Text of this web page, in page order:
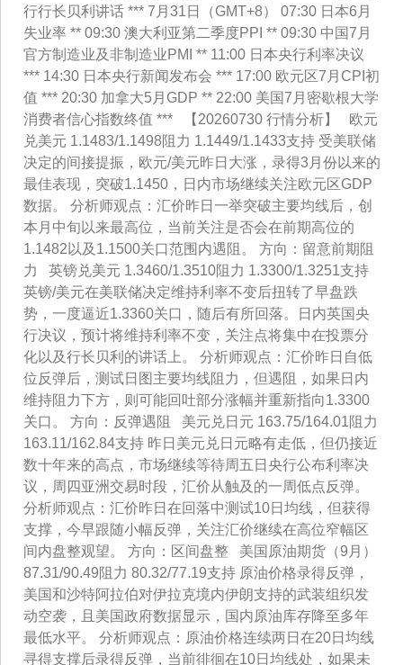
行行长贝利讲话 *** 7月31日（GMT+8） 07:30 日本6月
失业率 ** 09:30 澳大利亚第二季度PPI ** 09:30 中国7月
官方制造业及非制造业PMI ** 11:00 日本央行利率决议
*** 14:30 日本央行新闻发布会 *** 17:00 欧元区7月CPI初
值 *** 20:30 加拿大5月GDP ** 22:00 美国7月密歇根大学
消费者信心指数终值 *** 【20260730 行情分析】 欧元
兑美元 1.1483/1.1498阻力 1.1449/1.1433支持 受美联储
决定的间接提振，欧元/美元昨日大涨，录得3月份以来的
最佳表现，突破1.1450，日内市场继续关注欧元区GDP
数据。 分析师观点：汇价昨日一举突破主要均线后，创
本月中旬以来最高位，当前关注是否会在前期高位的
1.1482以及1.1500关口范围内遇阻。 方向：留意前期阻
力 英镑兑美元 1.3460/1.3510阻力 1.3300/1.3251支持
英镑/美元在美联储决定维持利率不变后扭转了早盘跌
势，一度逼近1.3360关口，随后有所回落。日内英国央
行决议，预计将维持利率不变，关注点将集中在投票分
化以及行长贝利的讲话上。 分析师观点：汇价昨日自低
位反弹后，测试日图主要均线阻力，但遇阻，如果日内
维持阻力下方，则可能回吐部分涨幅并重新指向1.3300
关口。 方向：反弹遇阻 美元兑日元 163.75/164.01阻力
163.11/162.84支持 昨日美元兑日元略有走低，但仍接近
数十年来的高点，市场继续等待周五日央行公布利率决
议，周四亚洲交易时段，汇价从触及的一周低点反弹。
分析师观点：汇价昨日在回落中测试10日均线，但获得
支撑，今早跟随小幅反弹，关注汇价继续在高位窄幅区
间内盘整观望。 方向：区间盘整 美国原油期货（9月）
87.31/90.49阻力 80.32/77.19支持 原油价格录得反弹，
美国和沙特阿拉伯对伊拉克境内伊朗支持的武装组织发
动空袭，且美国政府数据显示，国内原油库存降至多年
最低水平。 分析师观点：原油价格连续两日在20日均线
寻得支撑后录得反弹，当前徘徊在10日均线处，如果未